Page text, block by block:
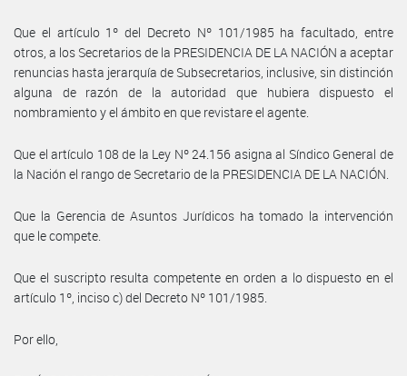
Que el artículo 1º del Decreto Nº 101/1985 ha facultado, entre
otros, a los Secretarios de la PRESIDENCIA DE LA NACIÓN a aceptar
renuncias hasta jerarquía de Subsecretarios, inclusive, sin distinción
alguna de razón de la autoridad que hubiera dispuesto el
nombramiento y el ámbito en que revistare el agente.
Que el artículo 108 de la Ley Nº 24.156 asigna al Síndico General de
la Nación el rango de Secretario de la PRESIDENCIA DE LA NACIÓN.
Que la Gerencia de Asuntos Jurídicos ha tomado la intervención
que le compete.
Que el suscripto resulta competente en orden a lo dispuesto en el
artículo 1º, inciso c) del Decreto Nº 101/1985.
Por ello,